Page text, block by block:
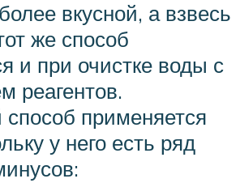
вкусной, а взвесь
же способ
и при очистке воды с
реагентов.
применяется
у него есть ряд